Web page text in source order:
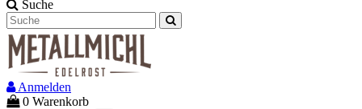
Suche
Anmelden
0 Warenkorb